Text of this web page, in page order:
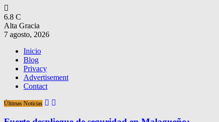
6.8 C
Alta Gracia
7 agosto, 2026
Inicio
Blog
Privacy
Advertisement
Contact
Últimas Noticias